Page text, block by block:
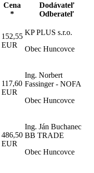
Cena
*
Dodávateľ
Odberateľ
152,55
EUR
KP PLUS s.r.o.
Obec Huncovce
117,60
EUR
Ing. Norbert
Fassinger - NOFA
Obec Huncovce
486,50
EUR
Ing. Ján Buchanec
BB TRADE
Obec Huncovce